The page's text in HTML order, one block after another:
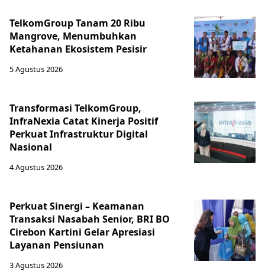
TelkomGroup Tanam 20 Ribu
Mangrove, Menumbuhkan
Ketahanan Ekosistem Pesisir
5 Agustus 2026
Transformasi TelkomGroup,
InfraNexia Catat Kinerja Positif
Perkuat Infrastruktur Digital
Nasional
4 Agustus 2026
Perkuat Sinergi – Keamanan
Transaksi Nasabah Senior, BRI BO
Cirebon Kartini Gelar Apresiasi
Layanan Pensiunan
3 Agustus 2026